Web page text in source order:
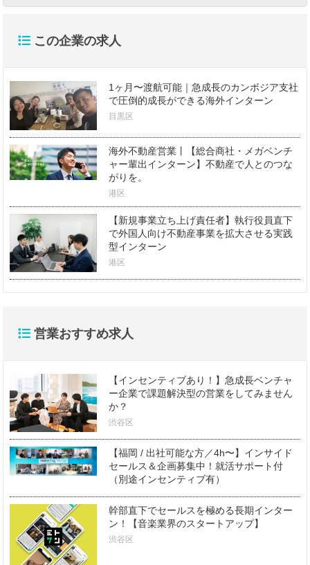
この企業の求人
1ヶ月〜渡航可能｜急成長のカンボジア支社
で圧倒的成長ができる海外インターン
目黒区
海外不動産営業丨【総合商社・メガベンチ
ャー輩出インターン】不動産で人とのつな
がりを。
港区
【新規事業立ち上げ責任者】執行役員直下
で外国人向け不動産事業を拡大させる実践
型インターン
港区
営業おすすめ求人
【インセンティブあり！】急成長ベンチャ
ー企業で課題解決型の営業をしてみません
か？
渋谷区
【福岡 / 出社可能な方／4h〜】インサイド
セールス＆企画募集中！就活サポート付
（別途インセンティブ有）
幹部直下でセールスを極める長期インター
ン！【音楽業界のスタートアップ】
渋谷区